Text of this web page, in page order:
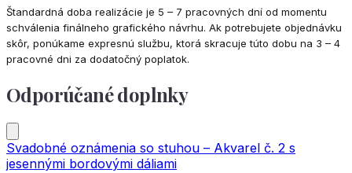
Štandardná doba realizácie je 5 – 7 pracovných dní od momentu
schválenia finálneho grafického návrhu. Ak potrebujete objednávku
skôr, ponúkame expresnú službu, ktorá skracuje túto dobu na 3 – 4
pracovné dni za dodatočný poplatok.
Odporúčané doplnky
Svadobné oznámenia so stuhou – Akvarel č. 2 s
jesennými bordovými dáliami